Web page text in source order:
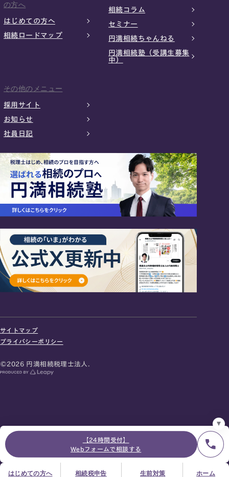
【24時間受付】
Webフォームで相談する
はじめての方へ 相続税申告 生前対策 ホーム
お急ぎの方は電話で面談予約
の方へ
はじめての方へ
相続ロードマップ
相続コラム
セミナー
円満相続ちゃんねる
円満相続塾（受講生募集
中）
その他のメニュー
採用サイト
お知らせ
社員日記
サイトマップ
プライバシーポリシー
©2026 円満相続税理士法人.